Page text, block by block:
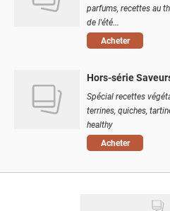
parfums, recettes au
de l'été...
Acheter
Hors-série
Spécial recettes
terrines, quiches,
healthy
Acheter